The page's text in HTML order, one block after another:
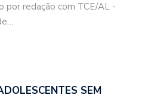
por redação com TCE/AL -
SEM